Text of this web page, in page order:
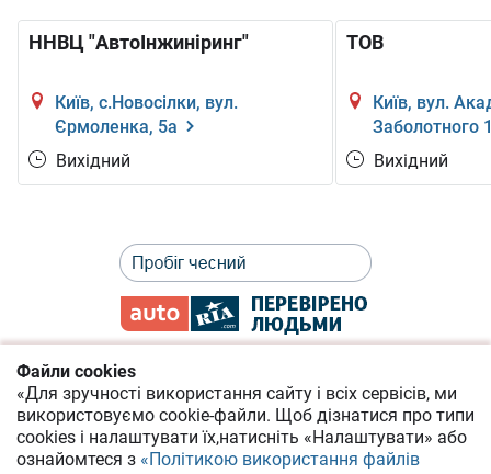
ННВЦ "АвтоІнжиніринг"
Київ, с.Новосілки, вул.
Єрмоленка, 5а
Вихідний
ТОВ
Київ, вул.
Заболотного
Вихідний
Політика приватності
Угода про надання онлайн-сервісів
Файли cookies
«Для зручності використання сайту і всіх сервісів, ми
використовуємо cookie-файли. Щоб дізнатися про типи
cookies і налаштувати їх,натисніть «Налаштувати» або
ознайомтеся з «Політикою використання файлів